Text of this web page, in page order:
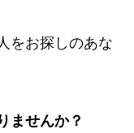
をお探しのあな
ませんか？